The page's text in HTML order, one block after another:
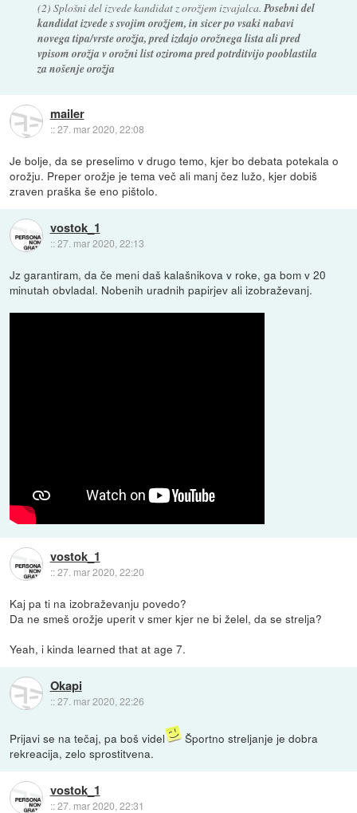
(2) Splošni del izvede kandidat z orožjem izvajalca. Posebni del
kandidat izvede s svojim orožjem, in sicer po vsaki nabavi
novega tipa/vrste orožja, pred izdajo orožnega lista ali pred
vpisom orožja v orožni list oziroma pred potrditvijo pooblastila
za nošenje orožja
mailer
::27. mar 2020, 22:08
Je bolje, da se preselimo v drugo temo, kjer bo debata potekala o
orožju. Preper orožje je tema več ali manj čez lužo, kjer dobiš
zraven praška še eno pištolo.
vostok_1
::27. mar 2020, 22:13
Jz garantiram, da če meni daš kalašnikova v roke, ga bom v 20
minutah obvladal. Nobenih uradnih papirjev ali izobraževanj.
vostok_1
::27. mar 2020, 22:20
Kaj pa ti na izobraževanju povedo?
Da ne smeš orožje uperit v smer kjer ne bi želel, da se strelja?
Yeah, i kinda learned that at age 7.
Okapi
::27. mar 2020, 22:26
Prijavi se na tečaj, pa boš videl
Športno streljanje je dobra
rekreacija, zelo sprostitvena.
vostok_1
::27. mar 2020, 22:31